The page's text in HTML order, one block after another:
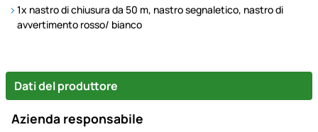
1x nastro di chiusura da 50 m, nastro segnaletico, nastro di
avvertimento rosso/ bianco
Dati del produttore
Azienda responsabile